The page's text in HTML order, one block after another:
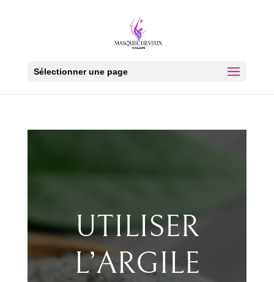
Sélectionner une page
UTILISER
L’ARGILE